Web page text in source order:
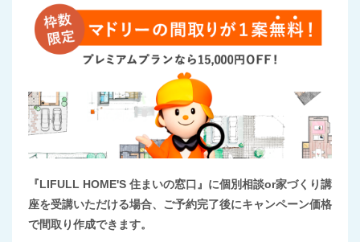
『LIFULL HOME'S 住まいの窓口』に個別相談or家づくり講
座を受講いただける場合、ご予約完了後にキャンペーン価格
で間取り作成できます。